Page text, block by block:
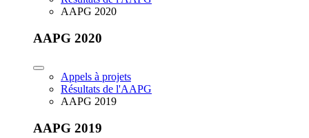
AAPG 2020
AAPG 2020
Appels à projets
Résultats de l'AAPG
AAPG 2019
AAPG 2019